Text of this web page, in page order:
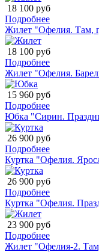
18 100 руб
Подробнее
Жилет "Офелия. Там,
18 100 руб
Подробнее
Жилет "Офелия.
15 960 руб
Подробнее
Юбка "Сирин.
26 900 руб
Подробнее
Куртка "Офелия.
26 900 руб
Подробнее
Куртка "Офелия.
23 900 руб
Подробнее
Жилет "Офелия-2.